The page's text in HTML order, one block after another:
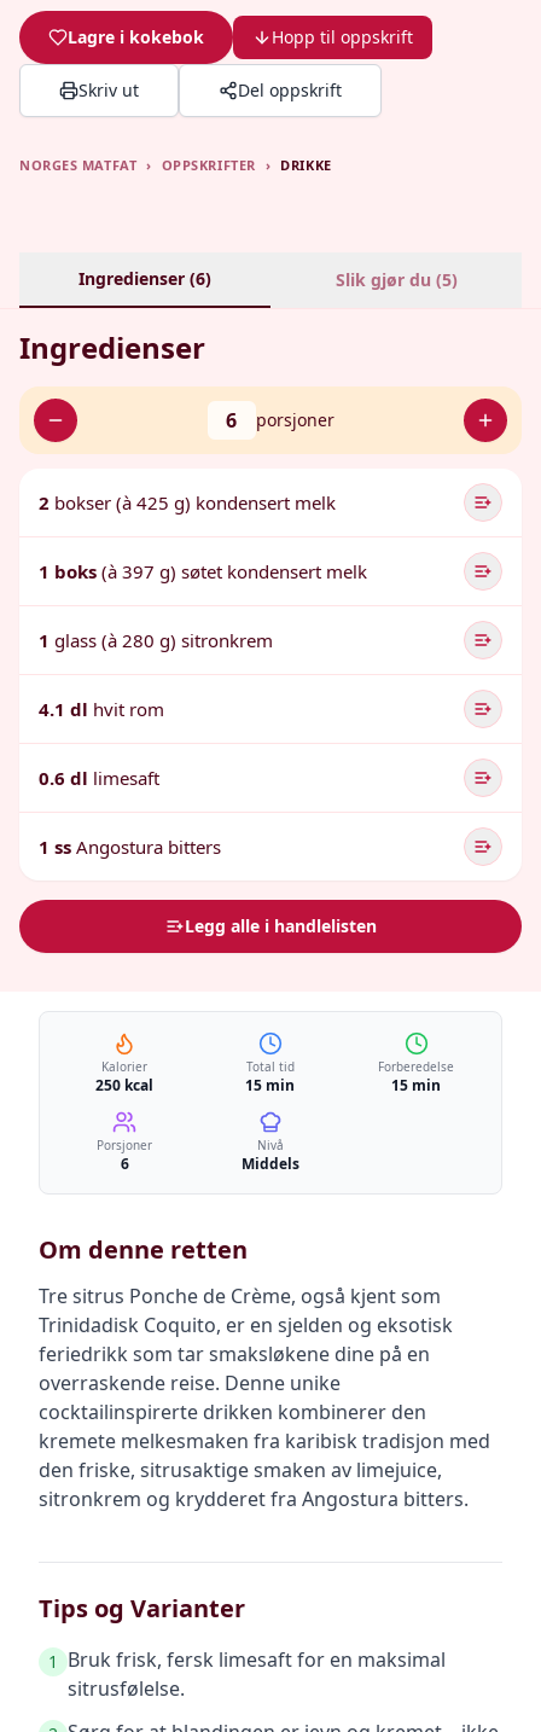
Lagre i kokebok Hopp til oppskrift
Skriv ut Del oppskrift
NORGES MATFAT › OPPSKRIFTER › DRIKKE
Ingredienser (6) Slik gjør du (5)
Ingredienser
6 porsjoner
2 bokser (à 425 g) kondensert melk
1 boks (à 397 g) søtet kondensert melk
1 glass (à 280 g) sitronkrem
4.1 dl hvit rom
0.6 dl limesaft
1 ss Angostura bitters
Legg alle i handlelisten
Kalorier
250 kcal
Total tid
15 min
Forberedelse
15 min
Porsjoner
6
Nivå
Middels
Om denne retten
Tre sitrus Ponche de Crème, også kjent som
Trinidadisk Coquito, er en sjelden og eksotisk
feriedrikk som tar smaksløkene dine på en
overraskende reise. Denne unike
cocktailinspirerte drikken kombinerer den
kremete melkesmaken fra karibisk tradisjon med
den friske, sitrusaktige smaken av limejuice,
sitronkrem og krydderet fra Angostura bitters.
Tips og Varianter
1
Bruk frisk, fersk limesaft for en maksimal
sitrusfølelse.